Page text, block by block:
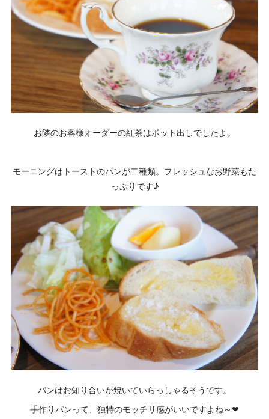
お隣のお客様オーダーの紅茶はポット出しでしたよ。
モーニングはトーストのパンが二種類。フレッシュなお野菜もた
っぷりです♪
パンはお知り合いが焼いていらっしゃるそうです。
手作りパンって、独特のモッチリ感がいいですよね～❤